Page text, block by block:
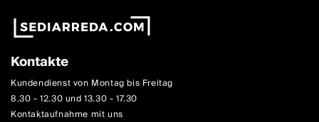
Kontakte
Kundendienst von Montag bis Freitag
8.30 - 12.30 und 13.30 - 17.30
Kontaktaufnahme mit uns